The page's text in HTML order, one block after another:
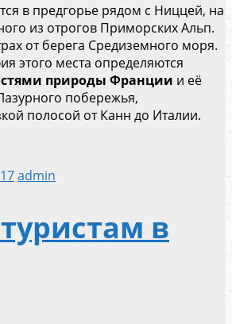
в предгорье рядом с Ниццей, на
из отрогов Приморских Альп.
от берега Средиземного моря.
этого места определяются
природы Франции и её
побережья,
полосой от Канн до Италии.
admin
в